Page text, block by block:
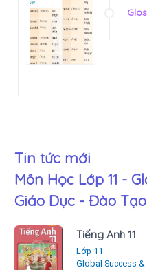
Tin tức mới
Môn Học Lớp 11 -
Giáo Dục - Đào Tạo
Tiếng Anh 11
Lớp 11
Global Success